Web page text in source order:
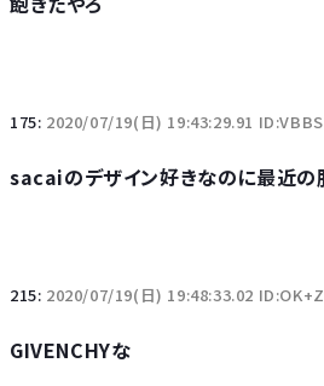
175: 2020/07/19(日) 19:43:29.91
sacaiのデザイン好きなのに最近の
215: 2020/07/19(日) 19:48:33.02
GIVENCHYな